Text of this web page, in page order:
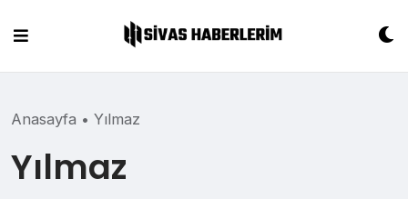
content
Anasayfa • Yılmaz
Yılmaz